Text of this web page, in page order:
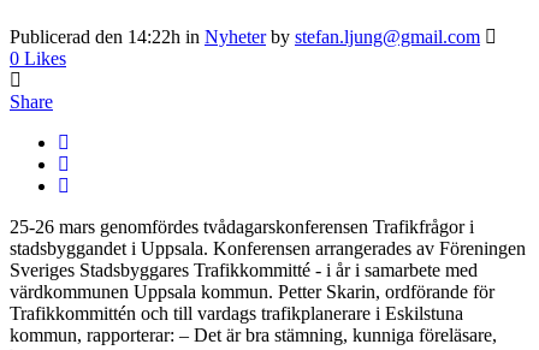
Publicerad den 14:22h in Nyheter by stefan.ljung@gmail.com
0 Likes
Share
25-26 mars genomfördes tvådagarskonferensen Trafikfrågor i
stadsbyggandet i Uppsala. Konferensen arrangerades av Föreningen
Sveriges Stadsbyggares Trafikkommitté - i år i samarbete med
värdkommunen Uppsala kommun. Petter Skarin, ordförande för
Trafikkommittén och till vardags trafikplanerare i Eskilstuna
kommun, rapporterar: – Det är bra stämning, kunniga föreläsare,